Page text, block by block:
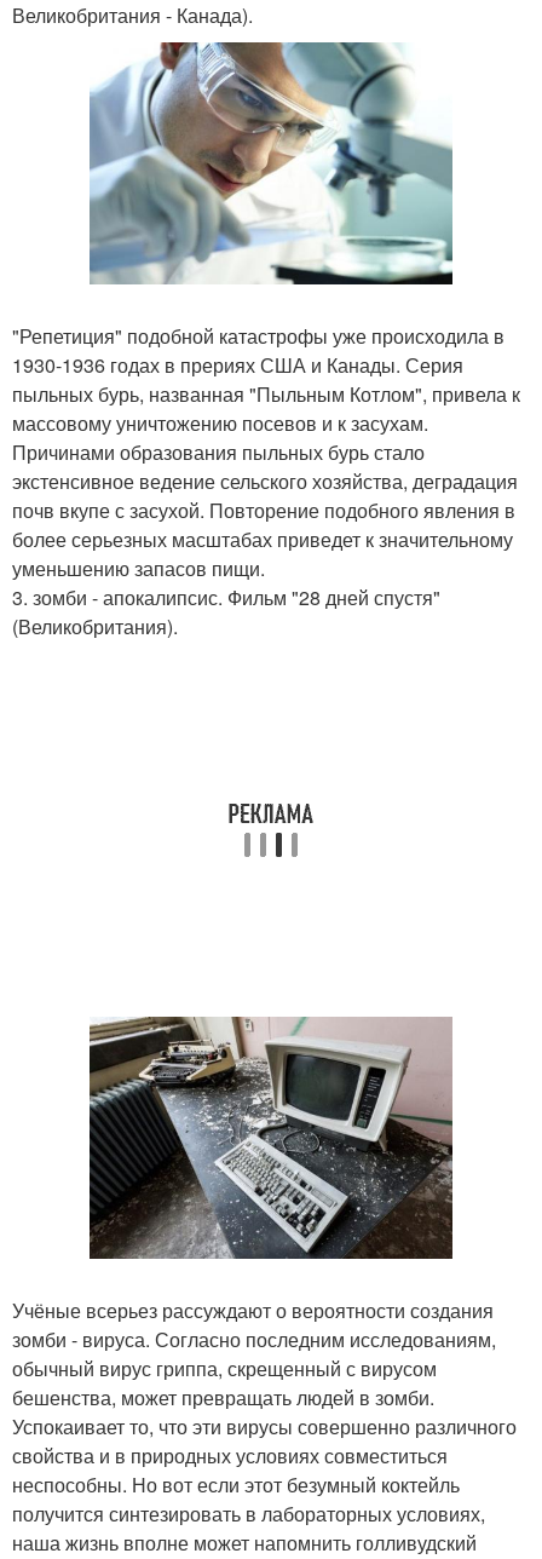
Великобритания - Канада).
"Репетиция" подобной катастрофы уже происходила в
1930-1936 годах в прериях США и Канады. Серия
пыльных бурь, названная "Пыльным Котлом", привела к
массовому уничтожению посевов и к засухам.
Причинами образования пыльных бурь стало
экстенсивное ведение сельского хозяйства, деградация
почв вкупе с засухой. Повторение подобного явления в
более серьезных масштабах приведет к значительному
уменьшению запасов пищи.
3. зомби - апокалипсис. Фильм "28 дней спустя"
(Великобритания).
Учёные всерьез рассуждают о вероятности создания
зомби - вируса. Согласно последним исследованиям,
обычный вирус гриппа, скрещенный с вирусом
бешенства, может превращать людей в зомби.
Успокаивает то, что эти вирусы совершенно различного
свойства и в природных условиях совместиться
неспособны. Но вот если этот безумный коктейль
получится синтезировать в лабораторных условиях,
наша жизнь вполне может напомнить голливудский